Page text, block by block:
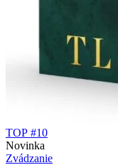
TOP #10
Novinka
Zvádzanie